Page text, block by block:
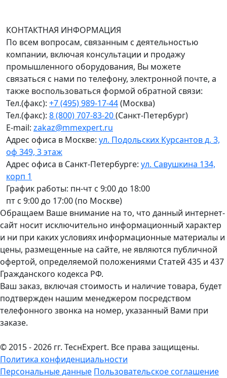
КОНТАКТНАЯ ИНФОРМАЦИЯ
По всем вопросам, связанным с деятельностью
компании, включая консультации и продажу
промышленного оборудования, Вы можете
связаться с нами по телефону, электронной почте, а
также воспользоваться формой обратной связи:
Тел.(факс): +7 (495) 989-17-44(Москва)
Тел.(факс): 8 (800) 707-83-20(Санкт-Петербург)
E-mail: zakaz@mmexpert.ru
Адрес офиса в Москве: ул. Подольских Курсантов д. 3,
оф 349, 3 этаж
Адрес офиса в Санкт-Петербурге: ул. Савушкина 134,
корп 1
График работы: пн-чт с 9:00 до 18:00
пт с 9:00 до 17:00 (по Москве)
Обращаем Ваше внимание на то, что данный интернет-
сайт носит исключительно информационный характер
и ни при каких условиях информационные материалы и
цены, размещенные на сайте, не являются публичной
офертой, определяемой положениями Статей 435 и 437
Гражданского кодекса РФ.
Ваш заказ, включая стоимость и наличие товара, будет
подтвержден нашим менеджером посредством
телефонного звонка на номер, указанный Вами при
заказе.
© 2015 - 2026 гг. ТеcнExpert. Все права защищены.
Политика конфиденциальности
Персональные данные Пользовательское соглашение